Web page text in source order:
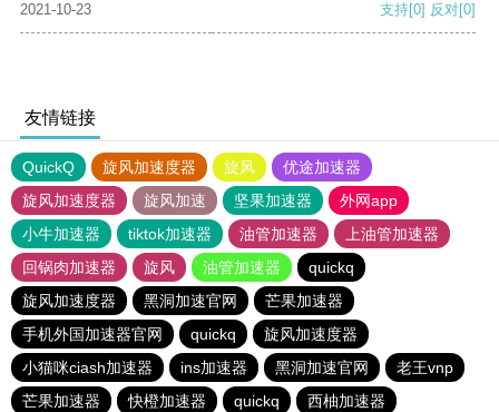
2021-10-23 支持[0] 反对[0]
友情链接
QuickQ 旋风加速度器 旋风
优途加速器
旋风加速度器
旋风加速 坚果加速器
外网app
小牛加速器
tiktok加速器 油管加速器
上油管加速器
回锅肉加速器
旋风 油管加速器
quickq
旋风加速度器
黑洞加速官网
芒果加速器
手机外国加速器官网
quickq
旋风加速度器
小猫咪ciash加速器
ins加速器 黑洞加速官网
老王vnp
芒果加速器
快橙加速器 quickq 西柚加速器